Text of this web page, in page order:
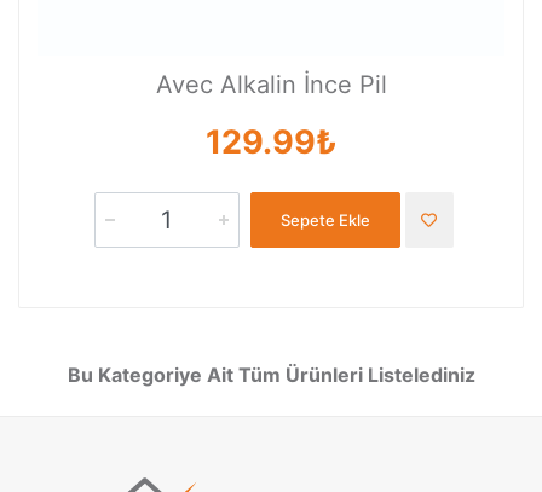
Avec Alkalin İnce Pil
129.99₺
Sepete Ekle
Bu Kategoriye Ait Tüm Ürünleri Listelediniz